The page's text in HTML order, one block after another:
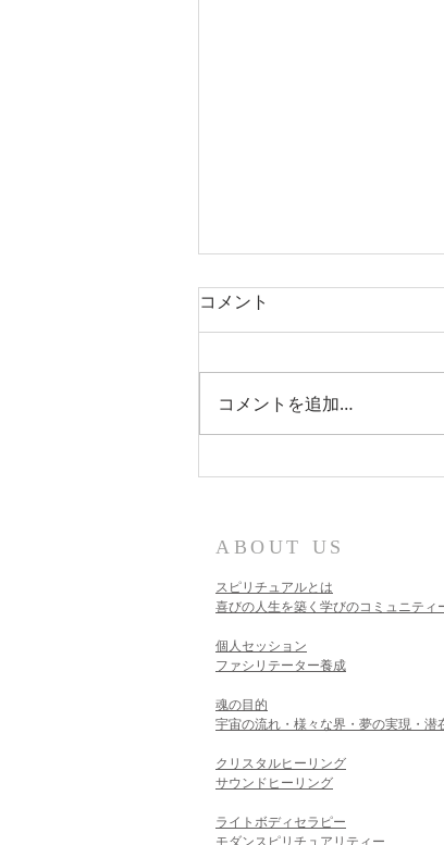
コメント
コメントを追加…
ABOUT US
スピリチュアルとは
喜びの人生を築く学びのコミュニティ
個人セッション​
ファシリテーター養成
魂の目的
宇宙の流れ・様々な界・夢の実現・潜
クリスタルヒーリング
サウンドヒーリング
ライトボディセラピー
モダンスピリチュアリティー